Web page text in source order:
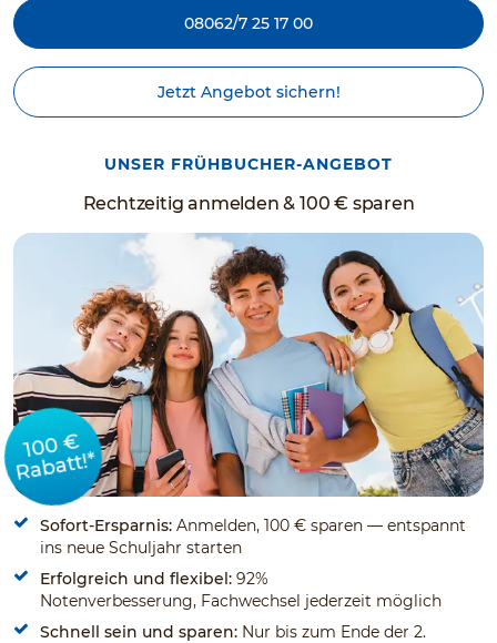
08062/7 25 17 00
Jetzt Angebot sichern!
UNSER FRÜHBUCHER-ANGEBOT
Rechtzeitig anmelden & 100 € sparen
100 €
Rabatt!*
Sofort-Ersparnis: Anmelden, 100 € sparen — entspannt
ins neue Schuljahr starten
Erfolgreich und flexibel: 92%
Notenverbesserung, Fachwechsel jederzeit möglich
Schnell sein und sparen: Nur bis zum Ende der 2.